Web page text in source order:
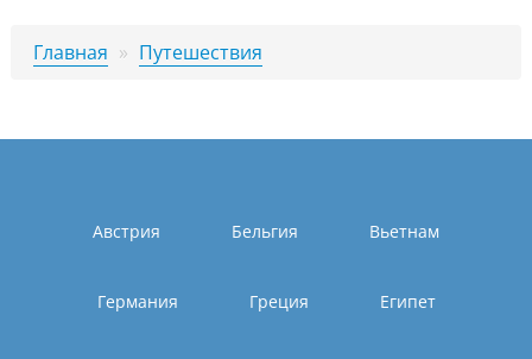
Главная » Путешествия
Австрия Бельгия Вьетнам
Германия Греция Египет